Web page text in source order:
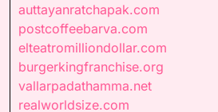
auttayanratchapak.com
postcoffeebarva.com
elteatromilliondollar.com
burgerkingfranchise.org
vallarpadathamma.net
realworldsize.com